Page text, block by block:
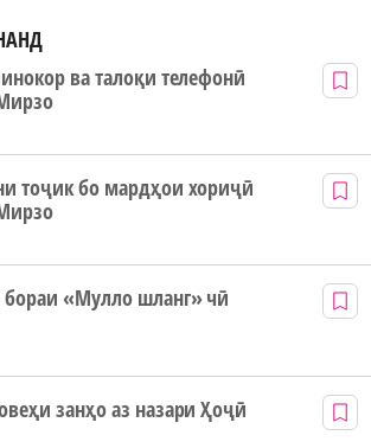
ва талоқи телефонӣ
тоҷик бо мардҳои хориҷӣ
«Мулло шланг» чӣ
занҳо аз назари Ҳоҷӣ